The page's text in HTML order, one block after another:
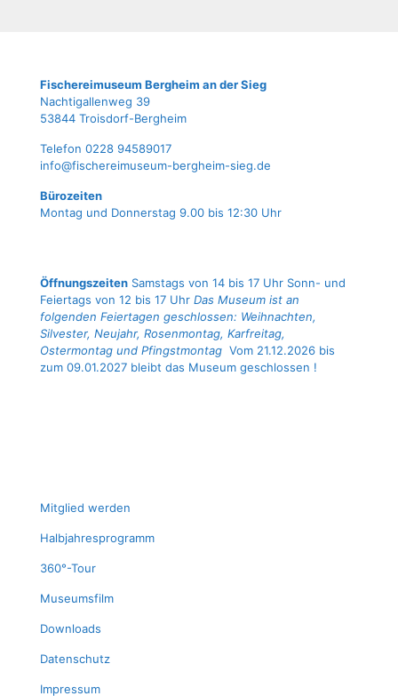
Fische­rei­mu­se­um Berg­heim an der Sieg
Nach­ti­gal­len­weg 39
53844 Troisdorf-Bergheim
Tele­fon 0228 94589017
info@fischereimuseum-bergheim-sieg.de
Büro­zei­ten
Mon­tag und Don­ners­tag 9.00 bis 12:30 Uhr
Öffnungszeiten Samstags von 14 bis 17 Uhr Sonn- und
Feiertags von 12 bis 17 Uhr Das Museum ist an
folgenden Feiertagen geschlossen: Weihnachten,
Silvester, Neujahr, Rosenmontag, Karfreitag,
Ostermontag und Pfingstmontag Vom 21.12.2026 bis
zum 09.01.2027 bleibt das Museum geschlossen !
Mit­glied werden
Halb­jah­res­pro­gramm
360°-Tour
Muse­ums­film
Down­loads
Daten­schutz
Impres­sum